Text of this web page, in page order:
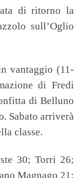
di ritorno la
sull’Oglio
vantaggio (11-
di Fredi
di Belluno
Sabato arriverà
classe.
30; Torri 26;
Magnago 21;